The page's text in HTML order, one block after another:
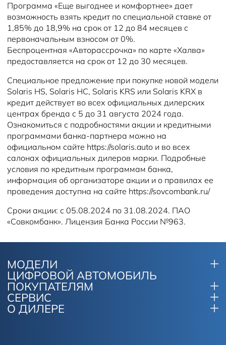
Программа «Еще выгоднее и комфортнее» дает
возможность взять кредит по специальной ставке от
1,85% до 18,9% на срок от 12 до 84 месяцев с
первоначальным взносом от 0%.
Беспроцентная «Авторассрочка» по карте «Халва»
предоставляется на срок от 12 до 30 месяцев.
Специальное предложение при покупке новой модели
Solaris HS, Solaris HC, Solaris KRS или Solaris KRX в
кредит действует во всех официальных дилерских
центрах бренда с 5 до 31 августа 2024 года.
Ознакомиться с подробностями акции и кредитными
программами банка-партнера можно на
официальном сайте https://solaris.auto и во всех
салонах официальных дилеров марки. Подробные
условия по кредитным программам банка,
информация об организаторе акции и о правилах ее
проведения доступна на сайте https://sovcombank.ru/
Сроки акции: с 05.08.2024 по 31.08.2024. ПАО
«Совкомбанк». Лицензия Банка России №963.
МОДЕЛИ
ЦИФРОВОЙ АВТОМОБИЛЬ
ПОКУПАТЕЛЯМ
СЕРВИС
О ДИЛЕРЕ